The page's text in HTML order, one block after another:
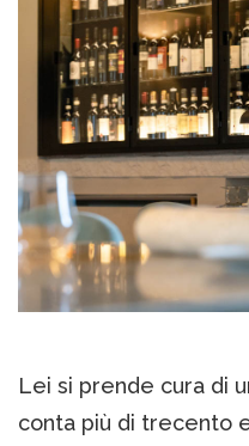
Lei si prende cura di
conta più di trecento